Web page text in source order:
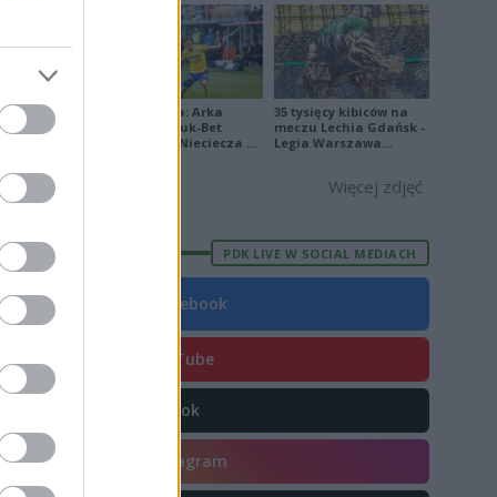
Ekstraklasa: Arka
Gdynia - Bruk-Bet
Termalica Nieciecza 2-
35 tysięcy kibiców na
meczu Lechia Gdańsk -
Legia Warszawa
Więcej zdjęć
PDK LIVE W SOCIAL MEDIACH
Facebook
YouTube
TikTok
Instagram